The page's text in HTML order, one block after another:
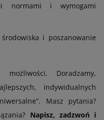
normami i wymogami
i poszanowanie
Doradzamy,
indywidualnych
Masz pytania?
Napisz, zadzwoń i